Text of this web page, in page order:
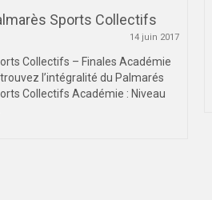
Sports Collectifs
14 juin 2017
Collectifs – Finales Académie
l’intégralité du Palmarés
Collectifs Académie : Niveau